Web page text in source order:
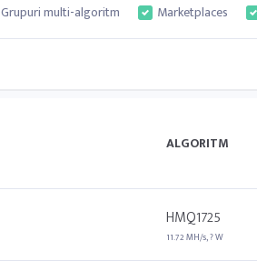
Grupuri multi-algoritm Marketplaces
ALGORITM
HMQ1725
11.72 MH/s, ? W